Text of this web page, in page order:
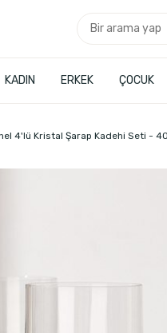
KADIN ERKEK ÇOCUK
4'lü Kristal Şarap Kadehi Seti -